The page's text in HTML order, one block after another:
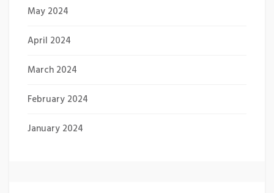
May 2024
April 2024
March 2024
February 2024
January 2024